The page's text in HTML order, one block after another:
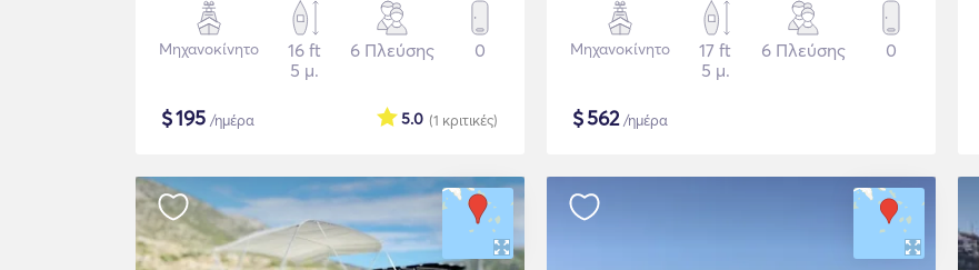
Μηχανοκίνητο
16 ft
5 μ.
6 Πλεύσης 0
$195 /ημέρα (1 κριτικές)
5.0
Μηχανοκίνητο
17 ft
5 μ.
6 Πλεύσης 0
$562/ημέρα